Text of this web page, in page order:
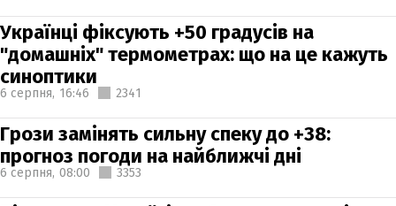
Українці фіксують +50 градусів на
"домашніх" термометрах: що на це кажуть
синоптики
6 серпня, 16:46 2341
Грози замінять сильну спеку до +38:
прогноз погоди на найближчі дні
6 серпня, 08:00 3353